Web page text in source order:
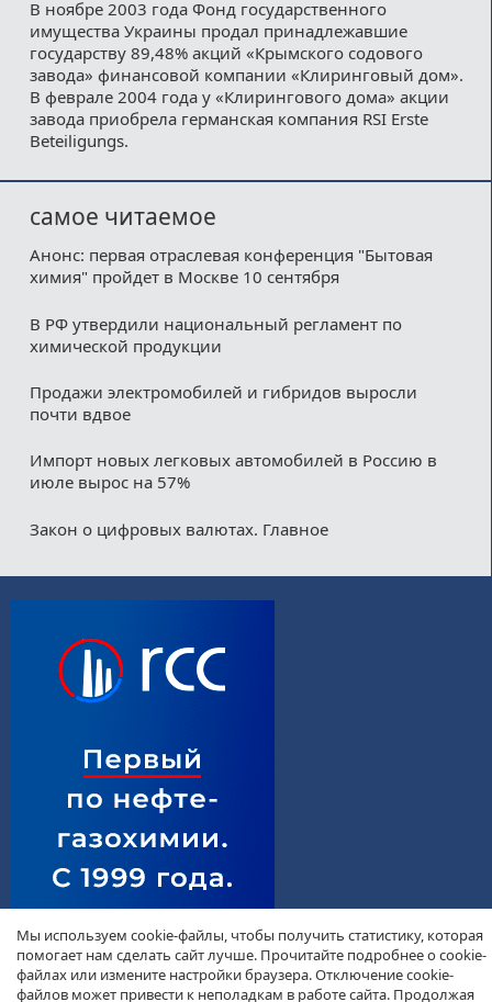
В ноябре 2003 года Фонд государственного
имущества Украины продал принадлежавшие
государству 89,48% акций «Крымского содового
завода» финансовой компании «Клиринговый дом».
В феврале 2004 года у «Клирингового дома» акции
завода приобрела германская компания RSI Erste
Beteiligungs.
самое читаемое
Анонс: первая отраслевая конференция "Бытовая
химия" пройдет в Москве 10 сентября
В РФ утвердили национальный регламент по
химической продукции
Продажи электромобилей и гибридов выросли
почти вдвое
Импорт новых легковых автомобилей в Россию в
июле вырос на 57%
Закон о цифровых валютах. Главное
Мы используем cookie-файлы, чтобы получить статистику, которая
помогает нам сделать сайт лучше. Прочитайте подробнее о cookie-
файлах или измените настройки браузера. Отключение cookie-
файлов может привести к неполадкам в работе сайта. Продолжая